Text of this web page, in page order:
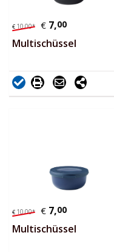
€ 10,00* € 7,00
Multischüssel
€ 10,00* € 7,00
Multischüssel